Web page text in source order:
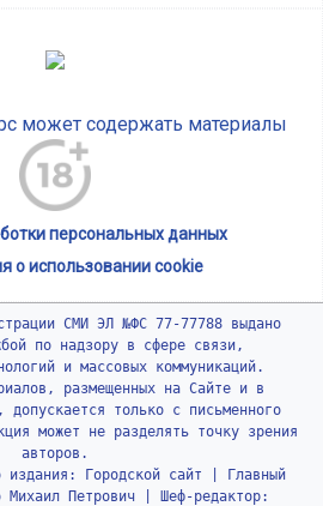
может содержать материалы
персональных данных
о использовании cookie
СМИ ЭЛ №ФС 77-77788 выдано
по надзору в сфере связи,
и массовых коммуникаций.
размещенных на Сайте и в
допускается только с письменного
может не разделять точку зрения
авторов.
издания: Городской сайт | Главный
Михаил Петрович | Шеф-редактор: